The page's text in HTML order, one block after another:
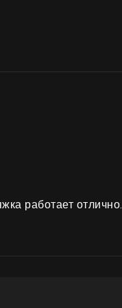
работает отлично.